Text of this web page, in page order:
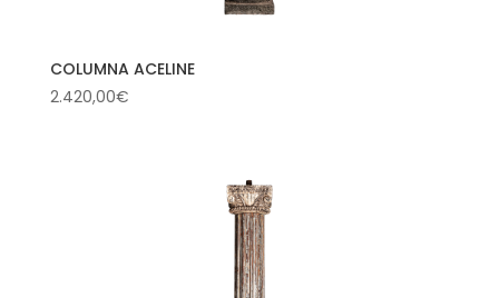
COLUMNA ACELINE
2.420,00€